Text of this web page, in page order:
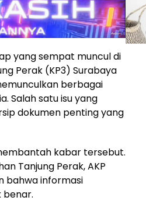
yang sempat muncul di
Perak (KP3) Surabaya
berbagai
Salah satu isu yang
dokumen penting yang
kabar tersebut.
Tanjung Perak, AKP
bahwa informasi
benar.